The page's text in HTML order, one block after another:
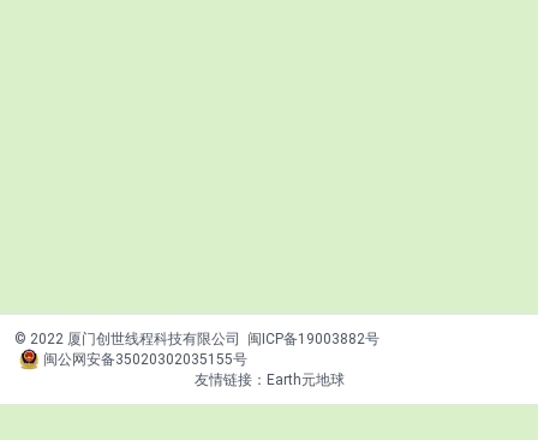
© 2022 厦门创世线程科技有限公司
闽ICP备19003882号
闽公网安备35020302035155号
友情链接： Earth元地球